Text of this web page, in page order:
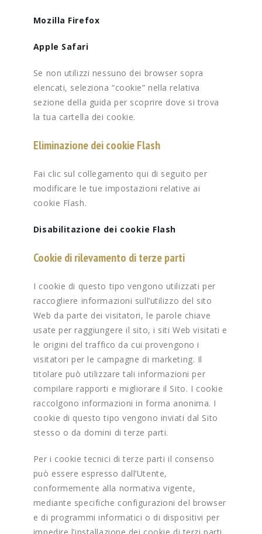
Mozilla Firefox
Apple Safari
Se non utilizzi nessuno dei browser sopra
elencati, seleziona “cookie” nella relativa
sezione della guida per scoprire dove si trova
la tua cartella dei cookie.
Eliminazione dei cookie Flash
Fai clic sul collegamento qui di seguito per
modificare le tue impostazioni relative ai
cookie Flash.
Disabilitazione dei cookie Flash
Cookie di rilevamento di terze parti
I cookie di questo tipo vengono utilizzati per
raccogliere informazioni sull’utilizzo del sito
Web da parte dei visitatori, le parole chiave
usate per raggiungere il sito, i siti Web visitati e
le origini del traffico da cui provengono i
visitatori per le campagne di marketing. Il
titolare può utilizzare tali informazioni per
compilare rapporti e migliorare il Sito. I cookie
raccolgono informazioni in forma anonima. I
cookie di questo tipo vengono inviati dal Sito
stesso o da domini di terze parti.
Per i cookie tecnici di terze parti il consenso
può essere espresso dall’Utente,
conformemente alla normativa vigente,
mediante specifiche configurazioni del browser
e di programmi informatici o di dispositivi per